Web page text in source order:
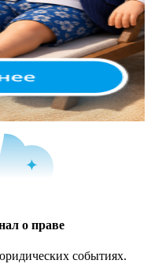
о праве
событиях.